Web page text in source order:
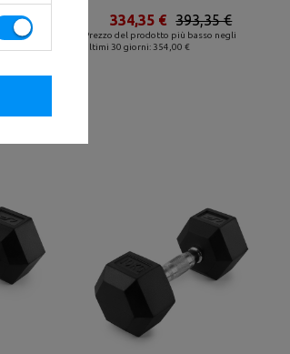
negli
€
Prezzo del prodotto più basso negli
ultimi 30 giorni: 354,00 €
393,35 €
334,35 €